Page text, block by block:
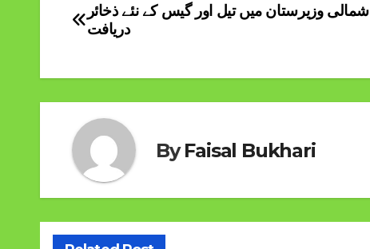
Post
شمالی وزیرستان میں تیل اور گیس کے نئے ذخائر
دریافت
ByFaisal Bukhari